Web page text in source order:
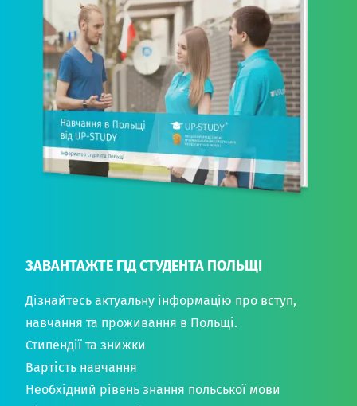
ЗАВАНТАЖТЕ ГІД СТУДЕНТА ПОЛЬЩІ
Дізнайтесь актуальну інформацію про вступ,
навчання та проживання в Польщі.
Стипендії та знижки
Вартість навчання
Необхідний рівень знання польської мови